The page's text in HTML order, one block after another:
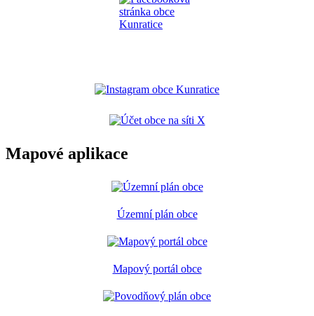
Mapové aplikace
Územní plán obce
Mapový portál obce